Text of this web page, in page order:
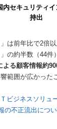
内セキュリティ
持出
は前年比で2倍
の約半数（44件
る顧客情報約
範囲が広かった
ビジネスソリュ
の不正流出につい